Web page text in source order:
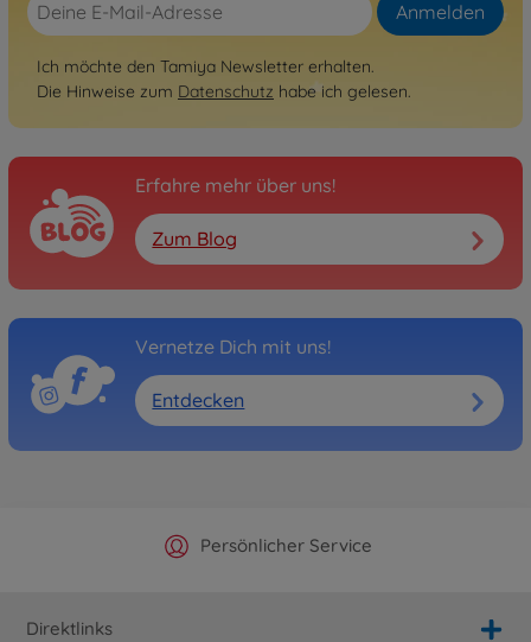
Anmelden
Ich möchte den Tamiya Newsletter erhalten.
Die Hinweise zum Datenschutz habe ich gelesen.
Erfahre mehr über uns!
Zum Blog
Vernetze Dich mit uns!
Entdecken
Offizieller Hersteller Shop
Persönlicher Service
Versandkostenfrei ab 25€
Schnelle Lieferung
Direktlinks